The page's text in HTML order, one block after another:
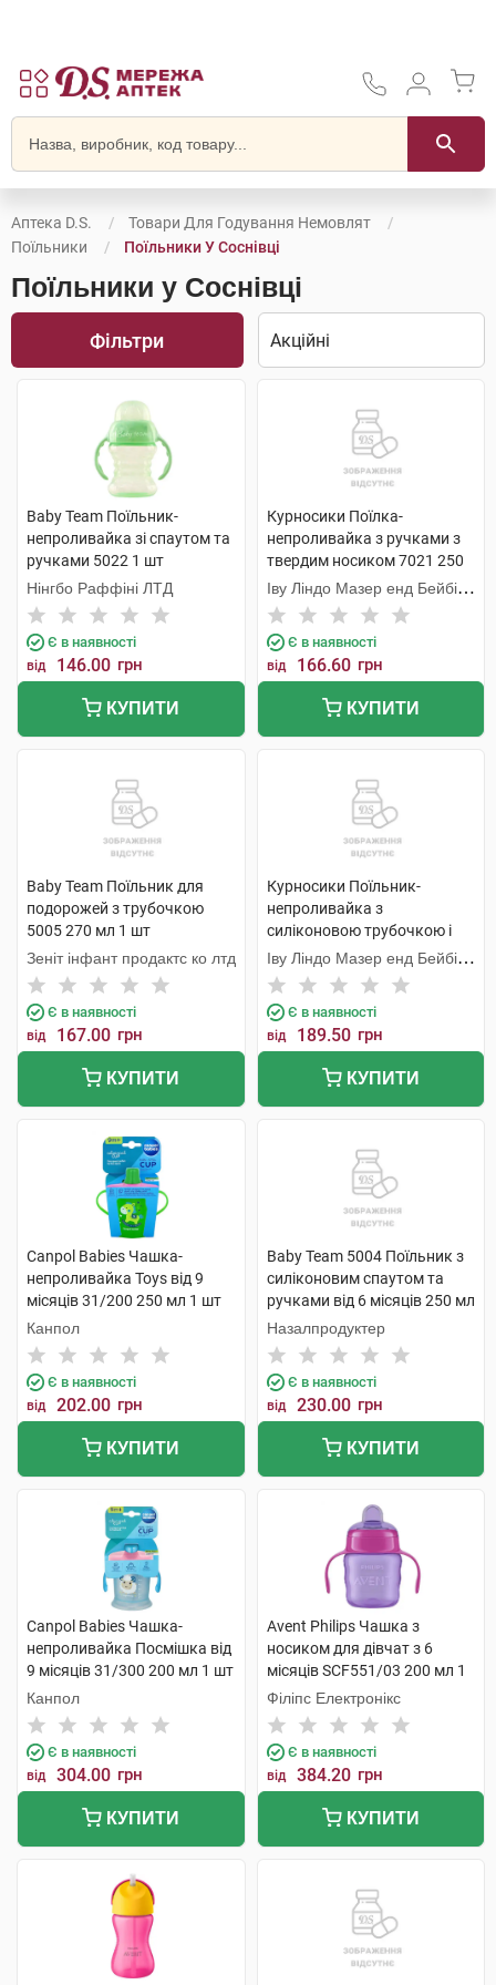
Аптека D.S.
Товари Для Годування Немовлят
Поїльники
Поїльники У Соснівці
Поїльники у Соснівці
Фільтри
Baby Team Поїльник-
непроливайка зі спаутом та
ручками 5022 1 шт
Нінгбо Раффіні ЛТД
Є в наявності
від 146.00 грн
КУПИТИ
Курносики Поїлка-
непроливайка з ручками з
твердим носиком 7021 250
мл 1 шт
Іву Ліндо Мазер енд Бейбі
Продактс
Є в наявності
від 166.60 грн
КУПИТИ
Baby Team Поїльник для
подорожей з трубочкою
5005 270 мл 1 шт
Зеніт інфант продактс ко лтд
Є в наявності
від 167.00 грн
КУПИТИ
Курносики Поїльник-
непроливайка з
силіконовою трубочкою і
ручками 7024 300 мл 1 шт
Іву Ліндо Мазер енд Бейбі
Продактс
Є в наявності
від 189.50 грн
КУПИТИ
Canpol Babies Чашка-
непроливайка Toys від 9
місяців 31/200 250 мл 1 шт
Канпол
Є в наявності
від 202.00 грн
КУПИТИ
Baby Team 5004 Поїльник з
силіконовим спаутом та
ручками від 6 місяців 250 мл
1 шт
Назалпродуктер
Є в наявності
від 230.00 грн
КУПИТИ
Canpol Babies Чашка-
непроливайка Посмішка від
9 місяців 31/300 200 мл 1 шт
Канпол
Є в наявності
від 304.00 грн
КУПИТИ
Avent Philips Чашка з
носиком для дівчат з 6
місяців SCF551/03 200 мл 1
шт
Філіпс Електронікс
Є в наявності
від 384.20 грн
КУПИТИ